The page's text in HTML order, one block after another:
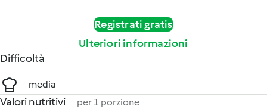
Registrati gratis
Ulteriori informazioni
Difficoltà
media
Valori nutritivi per 1 porzione